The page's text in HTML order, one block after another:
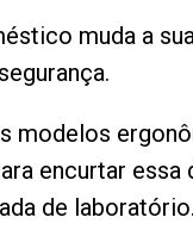
muda a
modelos
encurtar
de laboratório.